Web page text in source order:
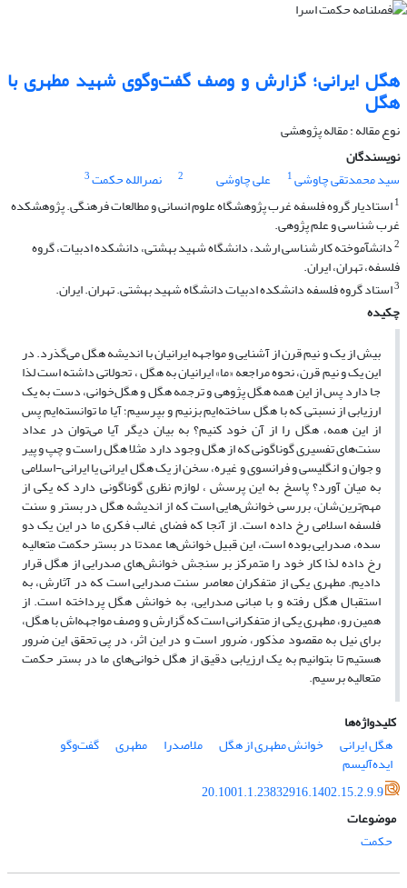
هگل ایرانی؛ گزارش و وصف گفت‌وگوی شهید مطهری با
هگل
نوع مقاله : مقاله پژوهشی
نویسندگان
سید محمدتقی چاوشی1 علی چاوشی 2 نصرالله حکمت3
1استادیار گروه فلسفه غرب پژوهشگاه علوم انسانی و مطالعات فرهنگی. پژوهشکده
غرب شناسی و علم پژوهی.
2 دانش‎آموخته کارشناسی ارشد، دانشگاه شهید بهشتی، دانشکده ادبیات، گروه
فلسفه، تهران، ایران.
3استاد گروه فلسفه دانشکده ادبیات دانشگاه شهید بهشتی. تهران. ایران.
چکیده
بیش از یک و نیم قرن از آشنایی و مواجهه ایرانیان با اندیشه هگل می‌گذرد. در
این یک‌ و نیم قرن، نحوه مراجعه «ما» ایرانیان به هگل ، تحولاتی داشته است لذا
جا دارد پس از این همه هگل پژوهی و ترجمه هگل و هگل‌خوانی، دست به یک
ارزیابی از نسبتی که با هگل ساخته‌ایم بزنیم و بپرسیم؛ آیا ما توانسته‌ایم پس
از این همه، هگل را از آن خود کنیم؟ به بیان دیگر آیا می‌توان در عداد
سنت‌های تفسیری گوناگونی که از هگل وجود دارد مثلا هگل راست و چپ و پیر
و جوان و انگلیسی و فرانسوی و غیره، سخن از یک هگل ایرانی یا ایرانی-اسلامی
به میان آورد؟ پاسخ به این پرسش ، لوازم نظری گوناگونی دارد که یکی از
مهم‌ترین‌شان، بررسی خوانش‌هایی است که از اندیشه هگل در بستر و سنت
فلسفه اسلامی رخ داده است. از آنجا که فضای غالب فکری ما در این یک دو
سده، صدرایی بوده است، این قبیل خوانش‌ها عمدتا در بستر حکمت متعالیه
رخ داده لذا کار خود را متمرکز بر سنجش خوانش‌های صدرایی از هگل قرار
دادیم. مطهری یکی از متفکران معاصر سنت صدرایی است که در آثارش، به
استقبال هگل رفته و با مبانی صدرایی، به خوانش هگل پرداخته است. از
همین رو، مطهری یکی از متفکرانی است که گزارش و وصف مواجهه‌اش با هگل،
برای نیل به مقصود مذکور، ضرور است و در این اثر، در پی تحقق این ضرور
هستیم تا بتوانیم به یک ارزیابی دقیق از هگل خوانی‌های ما در بستر حکمت
متعالیه برسیم.
کلیدواژه‌ها
هگل ایرانی
خوانش مطهری از هگل ملاصدرا مطهری گفت‌وگو
ایده‌آلیسم
20.1001.1.23832916.1402.15.2.9.9
موضوعات
حکمت